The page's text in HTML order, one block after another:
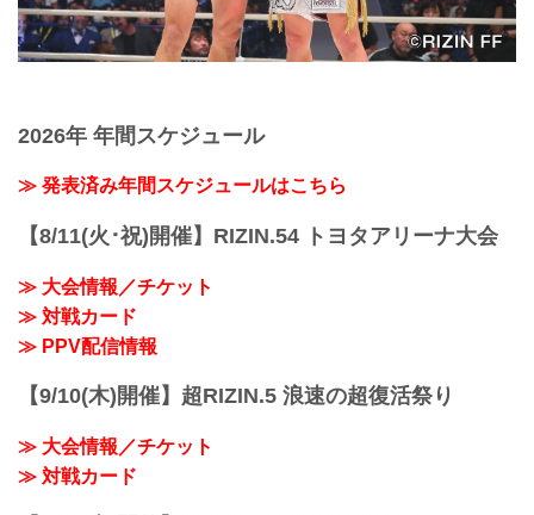
2026年 年間スケジュール
≫ 発表済み年間スケジュールはこちら
【8/11(火･祝)開催】RIZIN.54 トヨタアリーナ大会
≫ 大会情報／チケット
≫ 対戦カード
≫ PPV配信情報
【9/10(木)開催】超RIZIN.5 浪速の超復活祭り
≫ 大会情報／チケット
≫ 対戦カード